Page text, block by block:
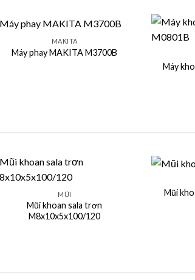
+
MAKITA
Máy phay MAKITA M3700B
+
Máy
MŨI
Mũi khoan sala trơn
M8x10x5x100/120
Mũi